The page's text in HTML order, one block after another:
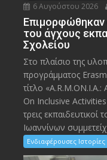
6 Αυγούστου 2026
Eπιμορφώθηκαν
του άγχους
Σχολείου
Στο πλαίσιο της
προγράμματος
τίτλο
On Inclusive
τρεις
Ιωαννίνων
Ενδιαφέρουσες Ιστορίες